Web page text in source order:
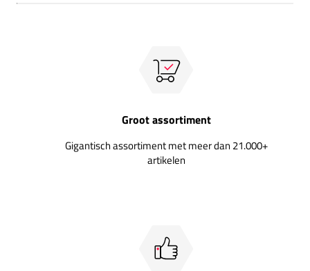
Groot assortiment
Gigantisch assortiment met meer dan 21.000+
artikelen